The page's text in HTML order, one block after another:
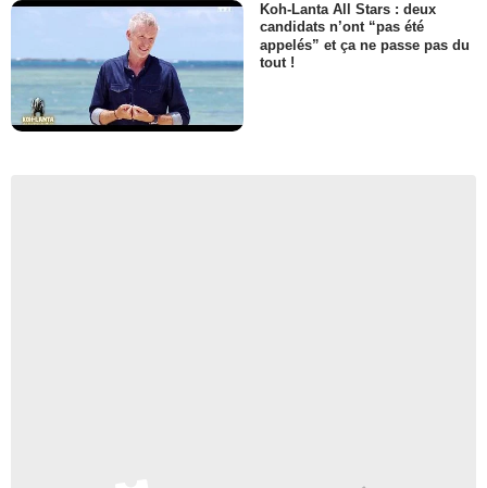
Koh-Lanta All Stars : deux
candidats n’ont “pas été
appelés” et ça ne passe pas du
tout !